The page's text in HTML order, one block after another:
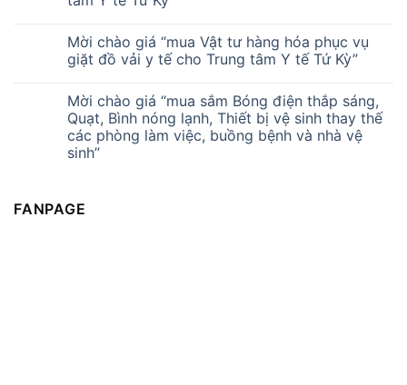
Mời chào giá “mua Vật tư hàng hóa phục vụ
giặt đồ vải y tế cho Trung tâm Y tế Tứ Kỳ”
Mời chào giá “mua sắm Bóng điện thắp sáng,
Quạt, Bình nóng lạnh, Thiết bị vệ sinh thay thế
các phòng làm việc, buồng bệnh và nhà vệ
sinh”
FANPAGE